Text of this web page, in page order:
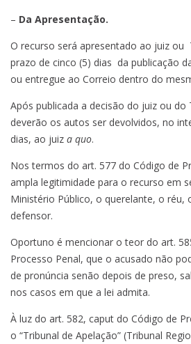
– Da Apresentação.
O recurso será apresentado ao juiz ou
prazo de cinco (5) dias da publicação
ou entregue ao Correio dentro do
Após publicada a decisão do juiz ou do
deverão os autos ser devolvidos, no
dias, ao juiz a quo.
Nos termos do art. 577 do Código de
ampla legitimidade para o recurso em
Ministério Público, o querelante, o réu,
defensor.
Oportuno é mencionar o teor do art.
Processo Penal, que o acusado não
de pronúncia senão depois de preso,
nos casos em que a lei admita.
À luz do art. 582, caput do Código de
o “Tribunal de Apelação” (Tribunal